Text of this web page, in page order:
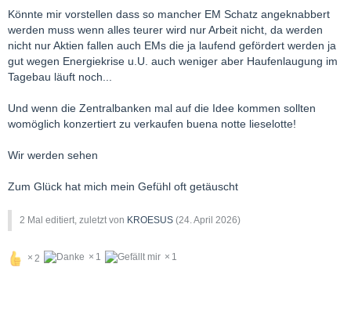
Könnte mir vorstellen dass so mancher EM Schatz angeknabbert
werden muss wenn alles teurer wird nur Arbeit nicht, da werden
nicht nur Aktien fallen auch EMs die ja laufend gefördert werden ja
gut wegen Energiekrise u.U. auch weniger aber Haufenlaugung im
Tagebau läuft noch...
Und wenn die Zentralbanken mal auf die Idee kommen sollten
womöglich konzertiert zu verkaufen buena notte lieselotte!
Wir werden sehen
Zum Glück hat mich mein Gefühl oft getäuscht
2 Mal editiert, zuletzt von KROESUS (24. April 2026)
2 1 1